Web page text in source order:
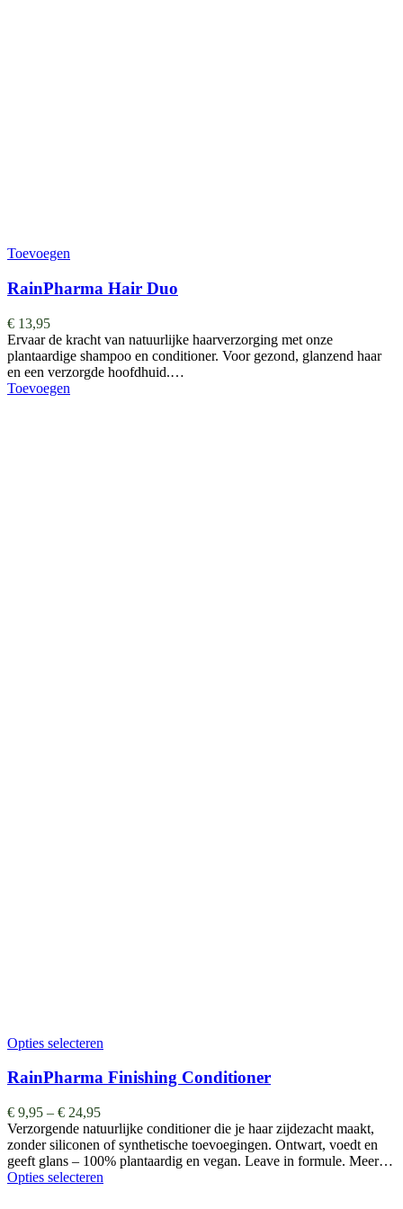
Toevoegen
RainPharma Hair Duo
€ 13,95
Ervaar de kracht van natuurlijke haarverzorging met onze
plantaardige shampoo en conditioner. Voor gezond, glanzend haar
en een verzorgde hoofdhuid.…
Toevoegen
Opties selecteren
RainPharma Finishing Conditioner
€ 9,95 – € 24,95
Verzorgende natuurlijke conditioner die je haar zijdezacht maakt,
zonder siliconen of synthetische toevoegingen. Ontwart, voedt en
geeft glans – 100% plantaardig en vegan. Leave in formule. Meer…
Opties selecteren